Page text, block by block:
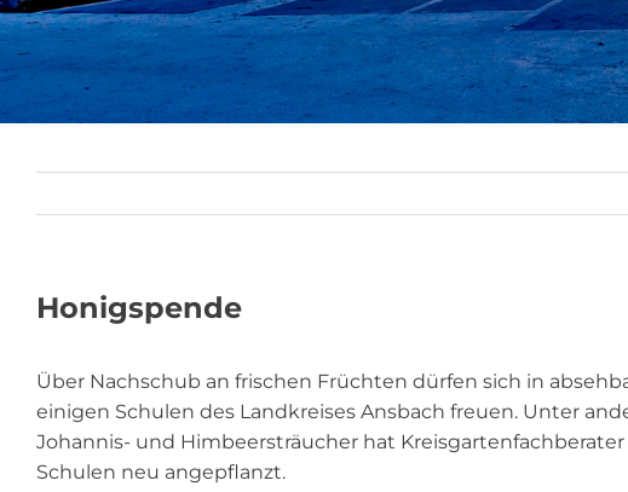
Honigspende
Über Nachschub an frischen Früchten dürfen sich in
einigen Schulen des Landkreises Ansbach freuen. Unter
Johannis- und Himbeersträucher hat
Schulen neu angepflanzt.